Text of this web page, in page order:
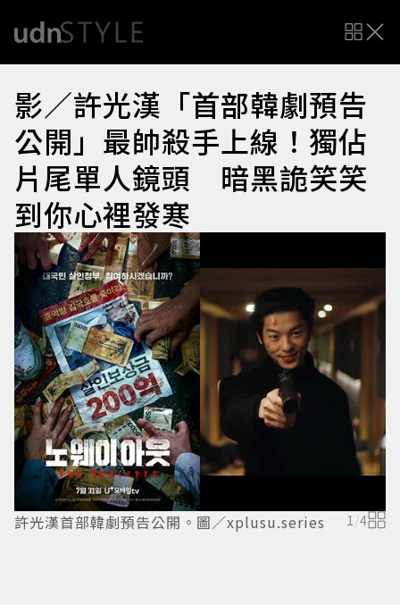
影／許光漢「首部韓劇預告
公開」最帥殺手上線！獨佔
片尾單人鏡頭 暗黑詭笑笑
到你心裡發寒
許光漢首部韓劇預告公開。圖／xplusu.series 1/4